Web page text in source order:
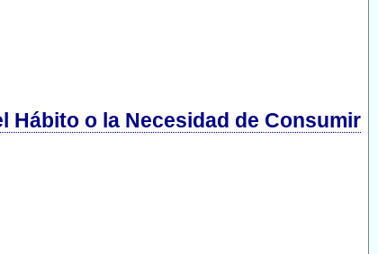
Hábito o la Necesidad de Consumir